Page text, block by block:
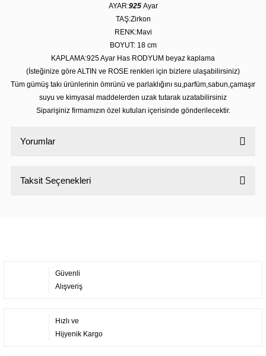
AYAR:925 Ayar
TAŞ:Zirkon
RENK:Mavi
BOYUT: 18 cm
KAPLAMA:925 Ayar Has RODYUM beyaz kaplama
(İsteğinize göre ALTIN ve ROSE renkleri için bizlere ulaşabilirsiniz)
Tüm gümüş takı ürünlerinin ömrünü ve parlaklığını su,parfüm,sabun,çamaşır
suyu ve kimyasal maddelerden uzak tutarak uzatabilirsiniz
Siparişiniz firmamızın özel kutuları içerisinde gönderilecektir.
Yorumlar
Taksit Seçenekleri
Güvenli
Alışveriş
Hızlı ve
Hijyenik Kargo